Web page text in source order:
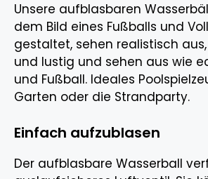
Unsere aufblasbaren
dem Bild eines Fußballs und
gestaltet, sehen realistisch
und lustig und sehen aus wie
und Fußball. Ideales
Garten oder die Strandparty.
Einfach aufzublasen
Der aufblasbare Wasserball